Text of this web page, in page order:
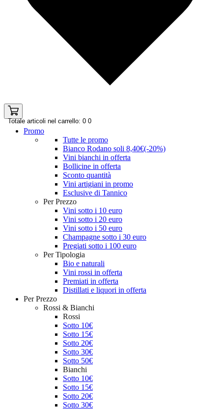
Totale articoli nel carrello: 0 0
Promo
Tutte le promo
Bianco Rodano soli 8,40€(-20%)
Vini bianchi in offerta
Bollicine in offerta
Sconto quantità
Vini artigiani in promo
Esclusive di Tannico
Per Prezzo
Vini sotto i 10 euro
Vini sotto i 20 euro
Vini sotto i 50 euro
Champagne sotto i 30 euro
Pregiati sotto i 100 euro
Per Tipologia
Bio e naturali
Vini rossi in offerta
Premiati in offerta
Distillati e liquori in offerta
Per Prezzo
Rossi & Bianchi
Rossi
Sotto 10€
Sotto 15€
Sotto 20€
Sotto 30€
Sotto 50€
Bianchi
Sotto 10€
Sotto 15€
Sotto 20€
Sotto 30€